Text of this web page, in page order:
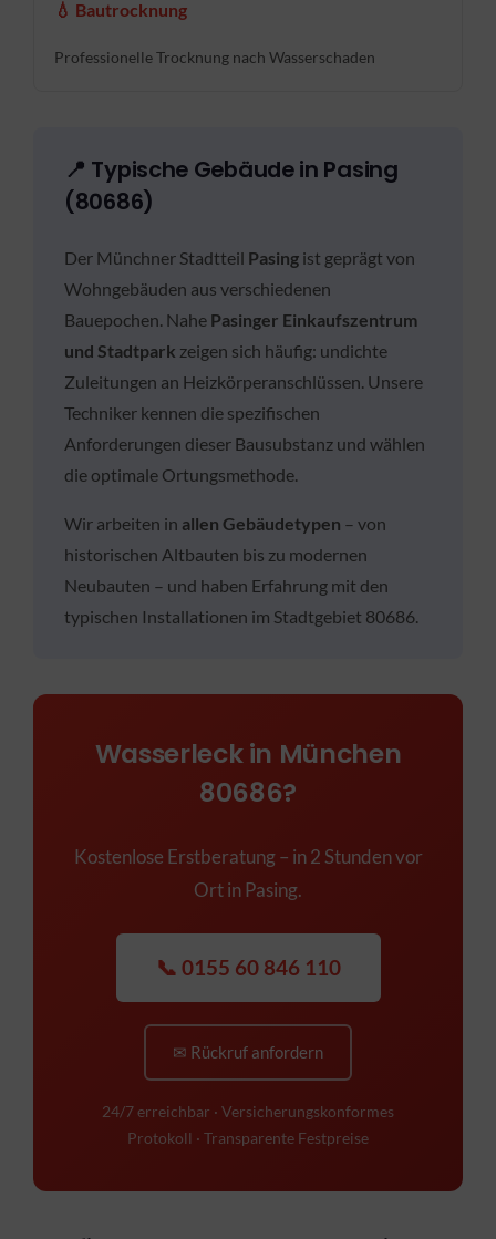
💧 Bautrocknung
Professionelle Trocknung nach Wasserschaden
📍 Typische Gebäude in Pasing
(80686)
Der Münchner Stadtteil Pasing ist geprägt von
Wohngebäuden aus verschiedenen
Bauepochen. Nahe Pasinger Einkaufszentrum
und Stadtpark zeigen sich häufig: undichte
Zuleitungen an Heizkörperanschlüssen. Unsere
Techniker kennen die spezifischen
Anforderungen dieser Bausubstanz und wählen
die optimale Ortungsmethode.
Wir arbeiten in allen Gebäudetypen – von
historischen Altbauten bis zu modernen
Neubauten – und haben Erfahrung mit den
typischen Installationen im Stadtgebiet 80686.
Wasserleck in München
80686?
Kostenlose Erstberatung – in 2 Stunden vor
Ort in Pasing.
📞 0155 60 846 110
✉ Rückruf anfordern
24/7 erreichbar · Versicherungskonformes
Protokoll · Transparente Festpreise